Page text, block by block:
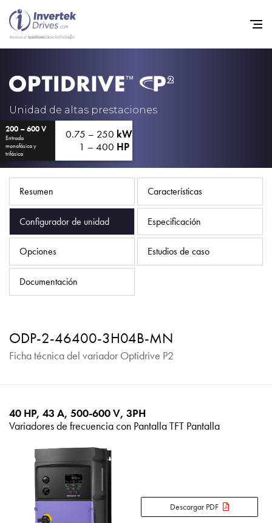
Unidad de altas prestaciones
200 – 600 V
Entrada
monofásica y
trifásica
0.75 – 250 kW
1 – 400 HP
Resumen Características
Configurador de unidad Especificación
Opciones Estudios de caso
Documentación
ODP-2-46400-3H04B-MN
Ficha técnica del variador Optidrive P2
40 HP, 43 A, 500-600 V, 3PH
Variadores de frecuencia con Pantalla TFT Pantalla
Descargar PDF
Home
Noticias
Empleo
Acerca de
Contacto